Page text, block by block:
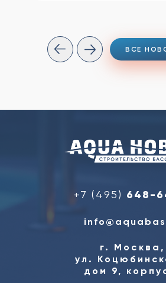
ВСЕ
+7 (495) 648-
г. Москва,
ул.
дом 9,